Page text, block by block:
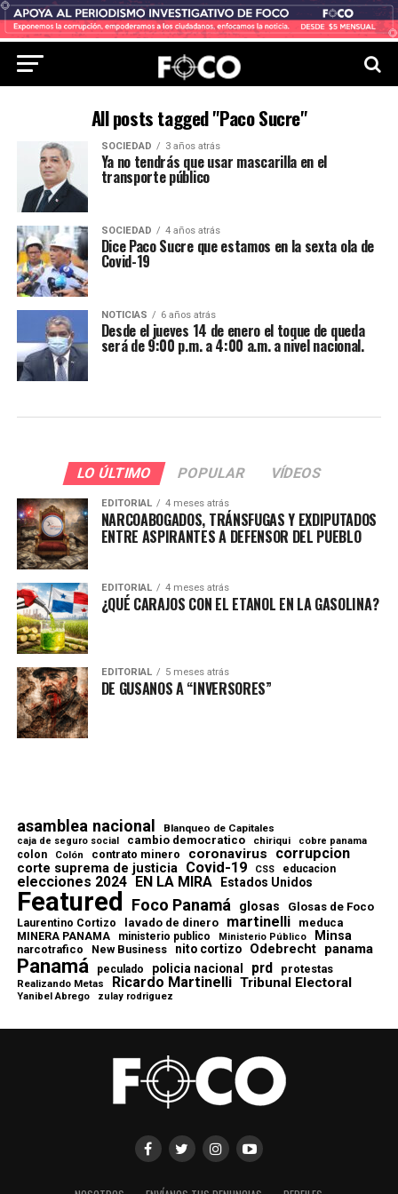
All posts tagged "Paco Sucre"
SOCIEDAD 3 años atrás
Ya no tendrás que usar mascarilla en el
transporte público
SOCIEDAD 4 años atrás
Dice Paco Sucre que estamos en la sexta ola de
Covid-19
NOTICIAS 6 años atrás
Desde el jueves 14 de enero el toque de queda
será de 9:00 p.m. a 4:00 a.m. a nivel nacional.
LO ÚLTIMO POPULAR VÍDEOS
EDITORIAL 4 meses atrás
NARCOABOGADOS, TRÁNSFUGAS Y EXDIPUTADOS
ENTRE ASPIRANTES A DEFENSOR DEL PUEBLO
EDITORIAL 4 meses atrás
¿QUÉ CARAJOS CON EL ETANOL EN LA GASOLINA?
EDITORIAL 5 meses atrás
DE GUSANOS A “INVERSORES”
asamblea nacional Blanqueo de Capitales
caja de seguro social cambio democratico chiriqui cobre panama
colon Colón contrato minero coronavirus corrupcion
corte suprema de justicia Covid-19 CSS educacion
elecciones 2024 EN LA MIRA Estados Unidos
Featured Foco Panamá glosas Glosas de Foco
Laurentino Cortizo lavado de dinero martinelli meduca
MINERA PANAMA ministerio publico Ministerio Público Minsa
narcotrafico New Business nito cortizo Odebrecht panama
Panamá peculado policia nacional prd protestas
Realizando Metas Ricardo Martinelli Tribunal Electoral
Yanibel Abrego zulay rodriguez